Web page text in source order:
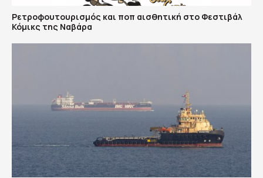
Ρετροφουτουρισμός και ποπ αισθητική στο Φεστιβάλ
Κόμικς της Ναβάρα